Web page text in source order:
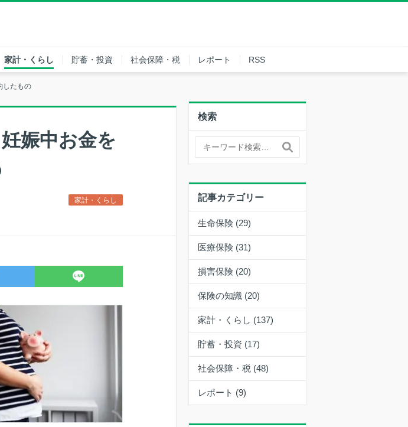
家計・くらし 貯蓄・投資 社会保障・税 レポート RSS
したもの
娠中お金を
家計・くらし
検索
記事カテゴリー
生命保険 (29)
医療保険 (31)
損害保険 (20)
保険の知識 (20)
家計・くらし (137)
貯蓄・投資 (17)
社会保障・税 (48)
レポート (9)